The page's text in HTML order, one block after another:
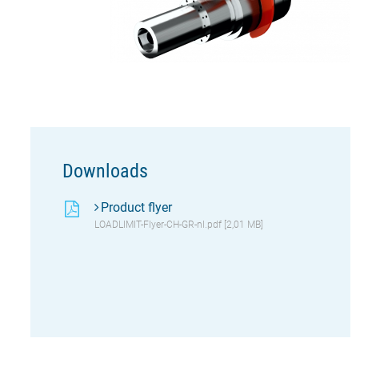
Downloads
Product flyer
LOADLIMIT-Flyer-CH-GR-nl.pdf [2,01 MB]